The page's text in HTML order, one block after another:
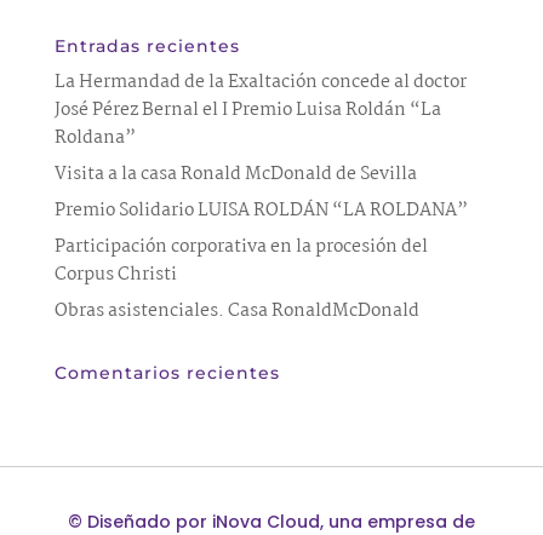
Entradas recientes
La Hermandad de la Exaltación concede al doctor
José Pérez Bernal el I Premio Luisa Roldán “La
Roldana”
Visita a la casa Ronald McDonald de Sevilla
Premio Solidario LUISA ROLDÁN “LA ROLDANA”
Participación corporativa en la procesión del
Corpus Christi
Obras asistenciales. Casa RonaldMcDonald
Comentarios recientes
© Diseñado por iNova Cloud, una empresa de